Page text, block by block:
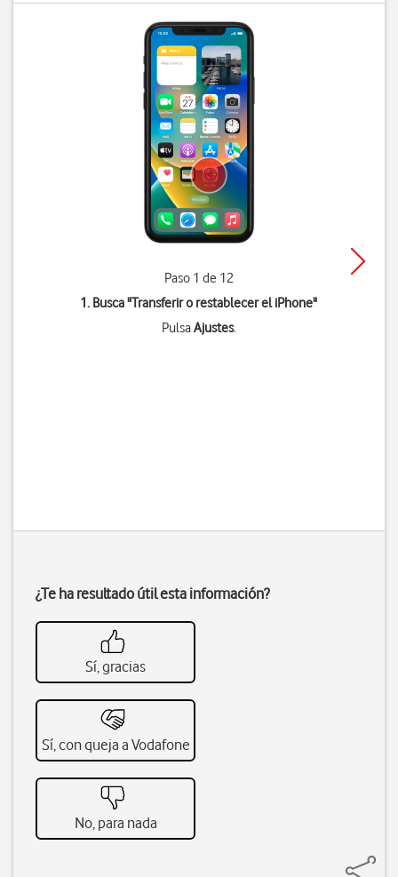
Paso 1 de 12
1. Busca "Transferir o restablecer el iPhone"
PulsaAjustes.
¿Te ha resultado útil esta información?
Sí, gracias
Sí, con queja a Vodafone
No, para nada